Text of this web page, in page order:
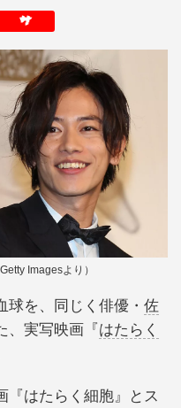
Imagesより）
球を、同じく俳優・ 佐
、実写映画『はたらく
はたらく細胞』とス